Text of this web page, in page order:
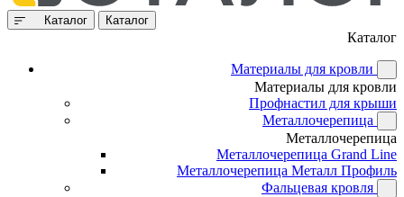
Каталог Каталог
Каталог
Материалы для кровли
Материалы для кровли
Профнастил для крыши
Металлочерепица
Металлочерепица
Металлочерепица Grand Line
Металлочерепица Металл Профиль
Фальцевая кровля